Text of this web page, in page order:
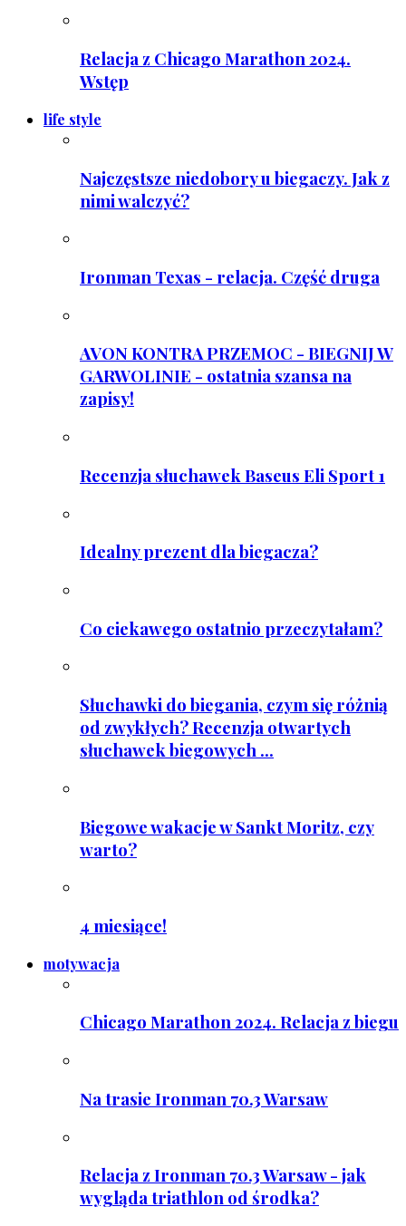
Relacja z Chicago Marathon 2024.
Wstęp
life style
Najczęstsze niedobory u biegaczy. Jak z
nimi walczyć?
Ironman Texas - relacja. Część druga
AVON KONTRA PRZEMOC - BIEGNIJ W
GARWOLINIE - ostatnia szansa na
zapisy!
Recenzja słuchawek Baseus Eli Sport 1
Idealny prezent dla biegacza?
Co ciekawego ostatnio przeczytałam?
Słuchawki do biegania, czym się różnią
od zwykłych? Recenzja otwartych
słuchawek biegowych ...
Biegowe wakacje w Sankt Moritz, czy
warto?
4 miesiące!
motywacja
Chicago Marathon 2024. Relacja z biegu
Na trasie Ironman 70.3 Warsaw
Relacja z Ironman 70.3 Warsaw - jak
wygląda triathlon od środka?